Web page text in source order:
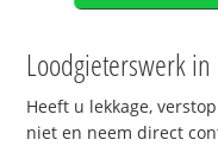
Loodgieterswerk in
Heeft u lekkage,
niet en neem direct